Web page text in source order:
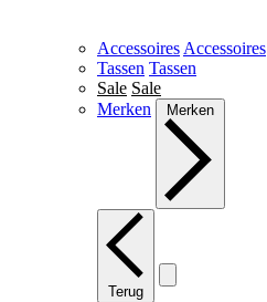
Accessoires Accessoires
Tassen Tassen
Sale Sale
Merken
Merken
Terug